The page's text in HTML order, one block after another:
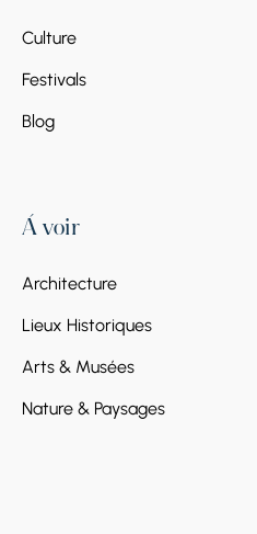
Culture
Festivals
Blog
À voir
Architecture
Lieux Historiques
Arts & Musées
Nature & Paysages